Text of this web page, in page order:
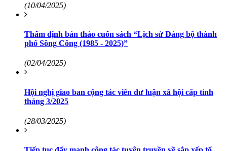
(10/04/2025)
Thẩm định bản thảo cuốn sách “Lịch sử Đảng bộ thành
phố Sông Công (1985 - 2025)”
(02/04/2025)
Hội nghị giao ban cộng tác viên dư luận xã hội cấp tỉnh
tháng 3/2025
(28/03/2025)